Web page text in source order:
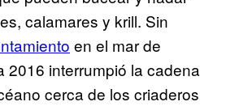
calamares y krill. Sin
en el mar de
2016 interrumpió la cadena
cerca de los criaderos